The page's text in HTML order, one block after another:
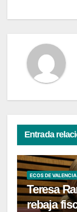
Entrada
ECOS DE VALENCIA
Teresa
rebaja